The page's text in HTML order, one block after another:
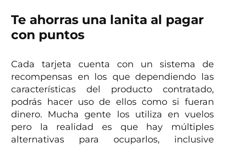
Te ahorras una lanita al pagar
con puntos
Cada tarjeta cuenta con un sistema de
recompensas en los que dependiendo las
características del producto contratado,
podrás hacer uso de ellos como si fueran
dinero. Mucha gente los utiliza en vuelos
pero la realidad es que hay múltiples
alternativas para ocuparlos, inclusive